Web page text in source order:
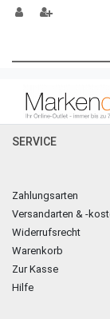
SERVICE
Zahlungsarten
Versandarten & -
Widerrufsrecht
Warenkorb
Zur Kasse
Hilfe